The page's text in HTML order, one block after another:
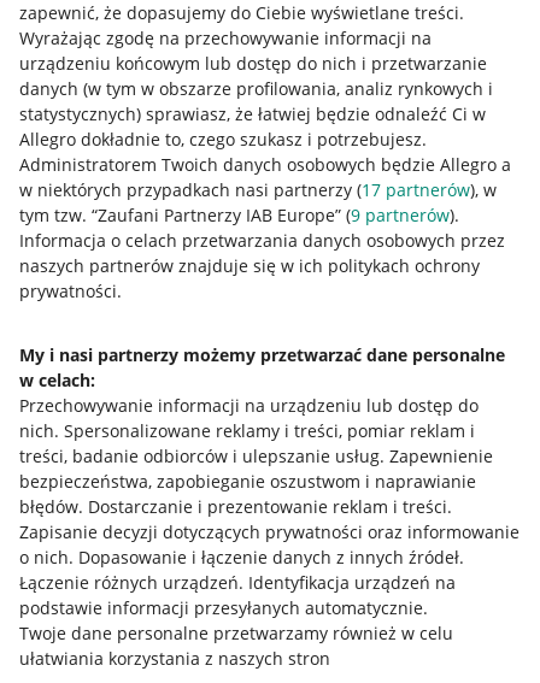
zapewnić, że dopasujemy do Ciebie wyświetlane treści.
Wyrażając zgodę na przechowywanie informacji na
urządzeniu końcowym lub dostęp do nich i przetwarzanie
danych (w tym w obszarze profilowania, analiz rynkowych i
statystycznych) sprawiasz, że łatwiej będzie odnaleźć Ci w
Allegro dokładnie to, czego szukasz i potrzebujesz.
Administratorem Twoich danych osobowych będzie Allegro a
w niektórych przypadkach nasi partnerzy (17 partnerów), w
tym tzw. “Zaufani Partnerzy IAB Europe” (9 partnerów).
Informacja o celach przetwarzania danych osobowych przez
naszych partnerów znajduje się w ich politykach ochrony
prywatności.
My i nasi partnerzy możemy przetwarzać dane personalne
w celach:
Przechowywanie informacji na urządzeniu lub dostęp do
nich. Spersonalizowane reklamy i treści, pomiar reklam i
treści, badanie odbiorców i ulepszanie usług. Zapewnienie
bezpieczeństwa, zapobieganie oszustwom i naprawianie
błędów. Dostarczanie i prezentowanie reklam i treści.
Zapisanie decyzji dotyczących prywatności oraz informowanie
o nich. Dopasowanie i łączenie danych z innych źródeł.
Łączenie różnych urządzeń. Identyfikacja urządzeń na
podstawie informacji przesyłanych automatycznie.
Twoje dane personalne przetwarzamy również w celu
ułatwiania korzystania z naszych stron
Przydatne informacje
Jak to działa
Allegro Gadane dla sprzedających
Allegro Gadane dla kupujących
Mapa miejscowości
Informacje prawne
Regulamin
Polityka plików "cookies"
Ustawienia plików "cookies"